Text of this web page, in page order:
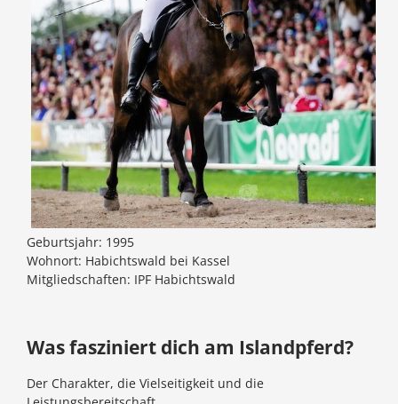
Geburtsjahr: 1995
Wohnort: Habichtswald bei Kassel
Mitgliedschaften: IPF Habichtswald
Was fasziniert dich am Islandpferd?
Der Charakter, die Vielseitigkeit und die